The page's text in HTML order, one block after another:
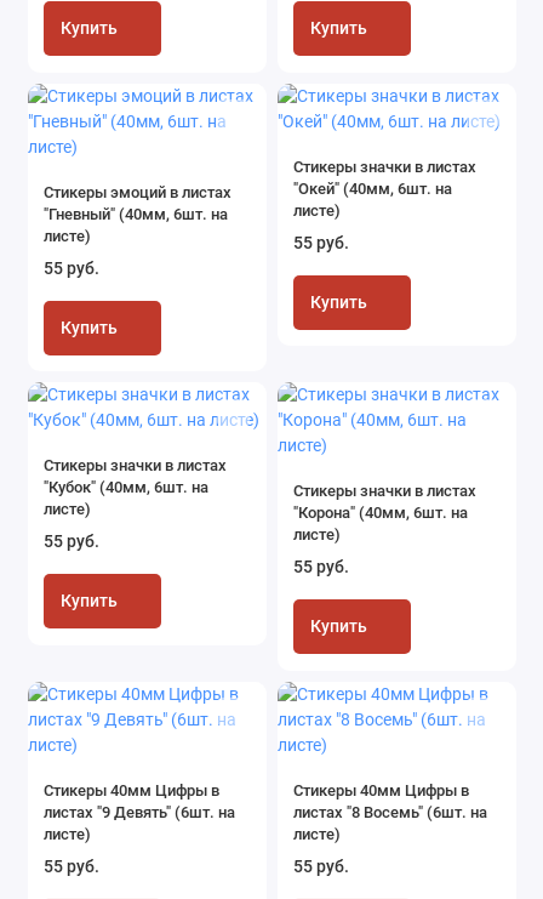
Купить Купить
Стикеры эмоций в листах
"Гневный" (40мм, 6шт. на
листе)
55 руб.
Купить
Стикеры значки в листах
"Окей" (40мм, 6шт. на
листе)
55 руб.
Купить
Стикеры значки в листах
"Кубок" (40мм, 6шт. на
листе)
55 руб.
Купить
Стикеры значки в листах
"Корона" (40мм, 6шт. на
листе)
55 руб.
Купить
Стикеры 40мм Цифры в
листах "9 Девять" (6шт. на
листе)
55 руб.
Стикеры 40мм Цифры в
листах "8 Восемь" (6шт. на
листе)
55 руб.